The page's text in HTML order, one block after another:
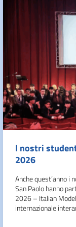
I nostri
2026
Anche quest’anno i
San Paolo hanno
2026 – Italian
internazionale